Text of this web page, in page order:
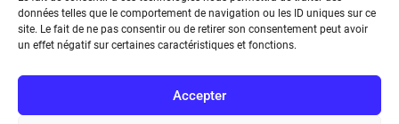
données telles que le comportement de navigation ou les ID uniques sur ce
site. Le fait de ne pas consentir ou de retirer son consentement peut avoir
un effet négatif sur certaines caractéristiques et fonctions.
Accepter
Société de l’Electricité, de l’Electronique et des Technologies
17 rue de l’Amiral Hamelin75116 Paris